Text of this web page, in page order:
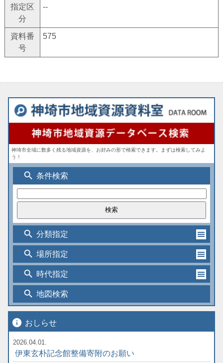
指定区
分
--
資料番
号
575
神埼市全域に数多く残る地域資源を、お好みの形で検索できます。まずは検索してみよ
う！
search 条件検索
search 分類指定
search 場所指定
search 時代指定
search 地図検索
info おしらせ
2026.04.01.
伊東玄朴記念館整備寄附のお願い